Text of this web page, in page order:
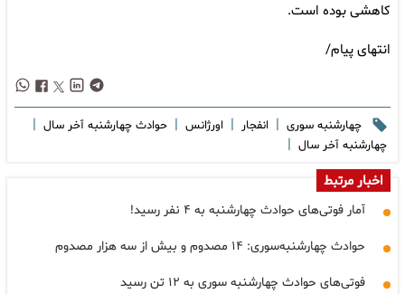
کاهشی بوده است.
انتهای پیام/
چهارشنبه سوری | انفجار | اورژانس | حوادث چهارشنبه آخر سال |
چهارشنبه آخر سال |
اخبار مرتبط
آمار فوتی‌های حوادث چهارشنبه به ۴ نفر رسید!
حوادث چهارشنبه‌سوری: ۱۴ مصدوم و بیش از سه هزار مصدوم
فوتی‌های حوادث چهارشنبه سوری به ۱۲ تن رسید